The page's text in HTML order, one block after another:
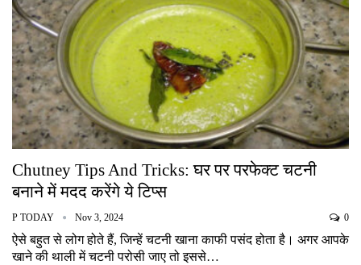
Chutney Tips And Tricks: घर पर परफेक्ट चटनी
बनाने में मदद करेंगे ये टिप्स
P TODAY Nov 3, 2024 0
ऐसे बहुत से लोग होते हैं, जिन्हें चटनी खाना काफी पसंद होता है। अगर आपके
खाने की थाली में चटनी परोसी जाए तो इससे…